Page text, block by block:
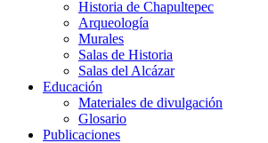
Historia de Chapultepec
Arqueología
Murales
Salas de Historia
Salas del Alcázar
Educación
Materiales de divulgación
Glosario
Publicaciones